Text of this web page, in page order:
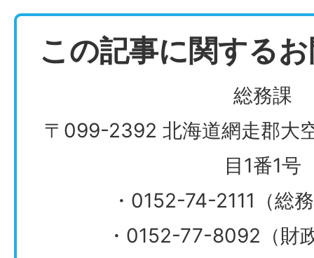
この記事に関する
総務課
〒099-2392 北海道網走郡大
目1番1号
・0152-74-2111（総
・0152-77-8092（財